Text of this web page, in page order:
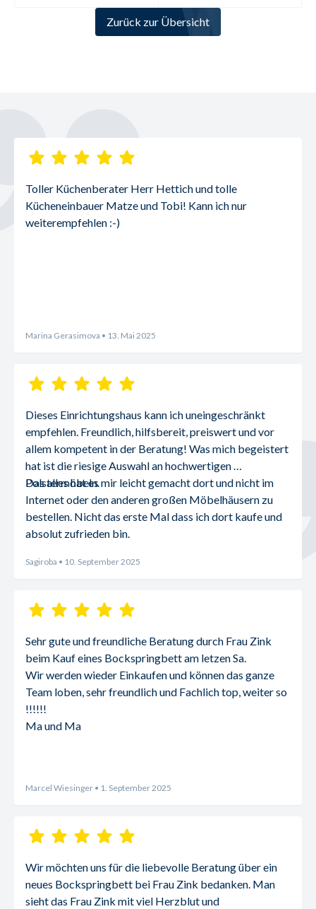
Zurück zur Übersicht
Toller Küchenberater Herr Hettich und tolle
Kücheneinbauer Matze und Tobi! Kann ich nur
weiterempfehlen :-)
Marina Gerasimova • 13. Mai 2025
Dieses Einrichtungshaus kann ich uneingeschränkt
empfehlen. Freundlich, hilfsbereit, preiswert und vor
allem kompetent in der Beratung! Was mich begeistert
hat ist die riesige Auswahl an hochwertigen
Polstermöbeln.
Das alles hat es mir leicht gemacht dort und nicht im
Internet oder den anderen großen Möbelhäusern zu
bestellen. Nicht das erste Mal dass ich dort kaufe und
absolut zufrieden bin.
Sagiroba • 10. September 2025
Sehr gute und freundliche Beratung durch Frau Zink
beim Kauf eines Bockspringbett am letzen Sa.
Wir werden wieder Einkaufen und können das ganze
Team loben, sehr freundlich und Fachlich top, weiter so
!!!!!!
Ma und Ma
Marcel Wiesinger • 1. September 2025
Wir möchten uns für die liebevolle Beratung über ein
neues Bockspringbett bei Frau Zink bedanken. Man
sieht das Frau Zink mit viel Herzblut und